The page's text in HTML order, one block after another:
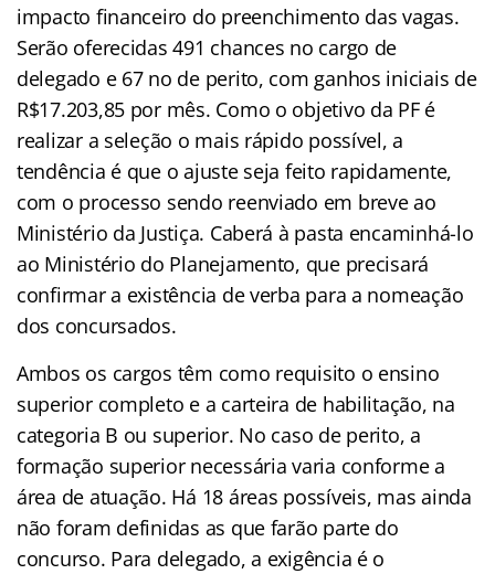
impacto financeiro do preenchimento das vagas.
Serão oferecidas 491 chances no cargo de
delegado e 67 no de perito, com ganhos iniciais de
R$17.203,85 por mês. Como o objetivo da PF é
realizar a seleção o mais rápido possível, a
tendência é que o ajuste seja feito rapidamente,
com o processo sendo reenviado em breve ao
Ministério da Justiça. Caberá à pasta encaminhá-lo
ao Ministério do Planejamento, que precisará
confirmar a existência de verba para a nomeação
dos concursados.
Ambos os cargos têm como requisito o ensino
superior completo e a carteira de habilitação, na
categoria B ou superior. No caso de perito, a
formação superior necessária varia conforme a
área de atuação. Há 18 áreas possíveis, mas ainda
não foram definidas as que farão parte do
concurso. Para delegado, a exigência é o